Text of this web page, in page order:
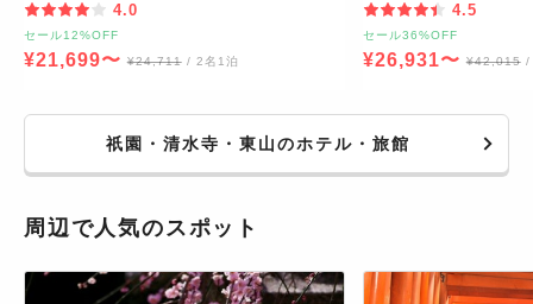
4.0
セール12%OFF
¥21,699〜 ¥24,711 / 2名1泊
4.5
セール36%OFF
¥26,931〜 ¥42,015 /
祇園・清水寺・東山のホテル・旅館
周辺で人気のスポット